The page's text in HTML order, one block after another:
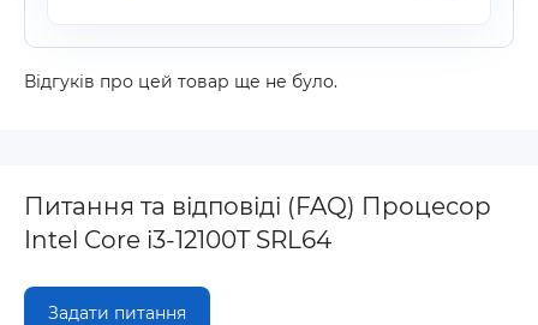
Відгуків про цей товар ще не було.
Питання та відповіді (FAQ) Процесор
Intel Core i3-12100T SRL64
Задати питання